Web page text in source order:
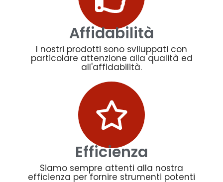
Affidabilità
I nostri prodotti sono sviluppati con
particolare attenzione alla qualità ed
all'affidabilità.
Efficienza
Siamo sempre attenti alla nostra
efficienza per fornire strumenti potenti